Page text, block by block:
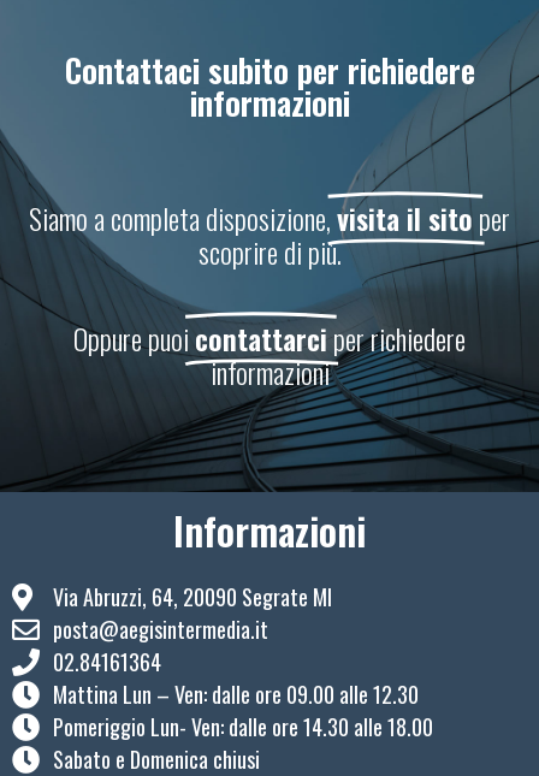
Contattaci subito per richiedere
informazioni
Siamo a completa disposizione,visita il sitoper
scoprire di più.
Oppure puoicontattarciper richiedere
informazioni
Informazioni
Via Abruzzi, 64, 20090 Segrate MI
posta@aegisintermedia.it
02.84161364
Mattina Lun – Ven: ​dalle ore 09.00 alle 12.30
Pomeriggio Lun- Ven: dalle ore 14.30 alle 18.00
Sabato e Domenica chiusi